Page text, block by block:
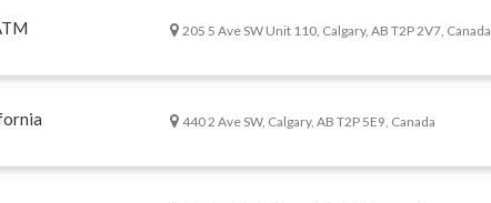
205 5 Ave SW Unit 110, Calgary, AB T2P 2V7, Canada
440 2 Ave SW, Calgary, AB T2P 5E9, Canada